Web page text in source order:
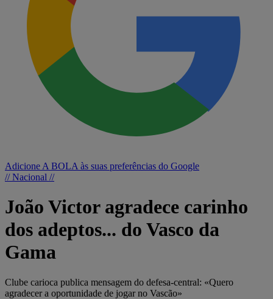
Adicione A BOLA às suas preferências do Google
// Nacional //
João Victor agradece carinho
dos adeptos... do Vasco da
Gama
Clube carioca publica mensagem do defesa-central: «Quero
agradecer a oportunidade de jogar no Vascão»